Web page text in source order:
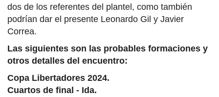
dos de los referentes del plantel, como también
podrían dar el presente Leonardo Gil y Javier
Correa.
Las siguientes son las probables formaciones y
otros detalles del encuentro:
Copa Libertadores 2024.
Cuartos de final - Ida.